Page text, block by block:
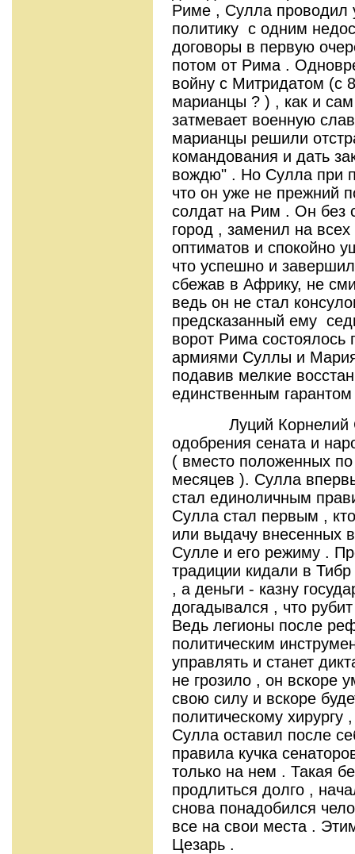
Риме , Сулла
политику с одним
договоры в первую
потом от Рима .
войну с Митридатом (с
марианцы ? ) , как и
затмевает военную
марианцы решили
командования и дать
вождю" . Но Сулла при
что он уже не прежний
солдат на Рим . Он без
город , заменил на
оптиматов и спокойно
что успешно и
сбежав в Африку, не
ведь он не стал
предсказанный ему
ворот Рима состоялось
армиями Суллы и
подавив мелкие
единственным
Луций Корнелий
одобрения сената и
( вместо положенных
месяцев ). Сулла
стал единоличным
Сулла стал первым ,
или выдачу внесенных
Сулле и его режиму .
традиции кидали в
, а деньги - казну
догадывался , что
Ведь легионы после
политическим
управлять и станет
не грозило , он вскоре
свою силу и вскоре
политическому хирургу
Сулла оставил после
правила кучка
только на нем . Такая
продлиться долго ,
снова понадобился
все на свои места .
Цезарь .